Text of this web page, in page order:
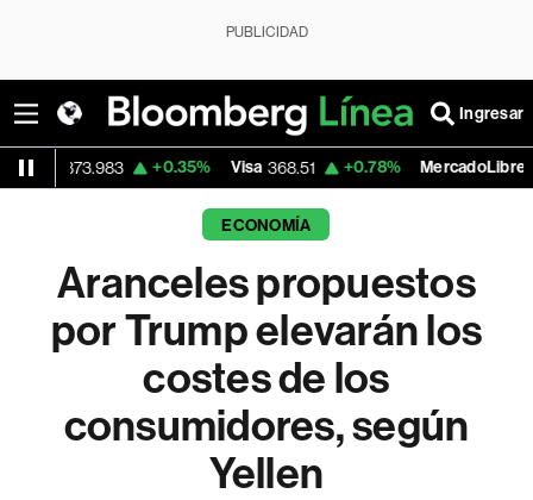
PUBLICIDAD
Ingresar
+0.35% Visa 368.51 +0.78% MercadoLibre 1,875.08 -
ECONOMÍA
Aranceles propuestos
por Trump elevarán los
costes de los
consumidores, según
Yellen